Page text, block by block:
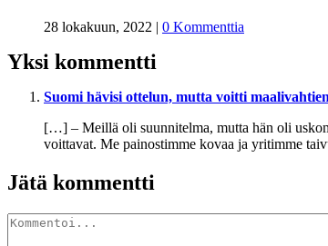
28 lokakuun, 2022 | 0 Kommenttia
Yksi kommentti
Suomi hävisi ottelun, mutta voitti
[…] – Meillä oli suunnitelma, mutta hän oli
voittavat. Me painostimme kovaa ja yritimme
Jätä kommentti
Kommentti